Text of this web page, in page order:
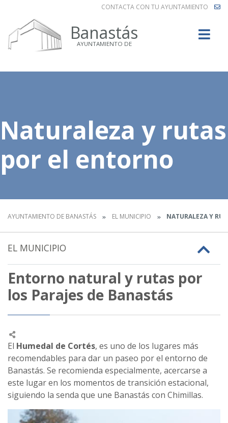
CONTACTA CON TU AYUNTAMIENTO
Banastás
AYUNTAMIENTO DE
Naturaleza y rutas
por el entorno
AYUNTAMIENTO DE BANASTÁS EL MUNICIPIO NATURALEZA Y
EL MUNICIPIO
Entorno natural y rutas por
los Parajes de Banastás
El Humedal de Cortés, es uno de los lugares más
recomendables para dar un paseo por el entorno de
Banastás. Se recomienda especialmente, acercarse a
este lugar en los momentos de transición estacional,
siguiendo la senda que une Banastás con Chimillas.